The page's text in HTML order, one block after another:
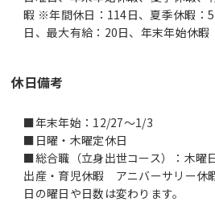
暇 ※年間休日：114日、夏季休暇：
日、最大有給：20日、年末年始休暇
休日備考
■年末年始：12/27～1/3
■日曜・木曜定休日
■総合職（立身出世コース）：木曜
出産・育児休暇 アニバーサリー休
日の曜日や日数は変わります。